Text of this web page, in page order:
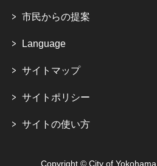
市民からの提案
Language
サイトマップ
サイトポリシー
サイトの使い方
Copyright © City of